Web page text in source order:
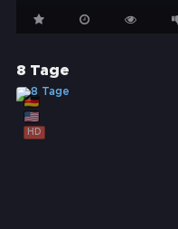
8 Tage
HD